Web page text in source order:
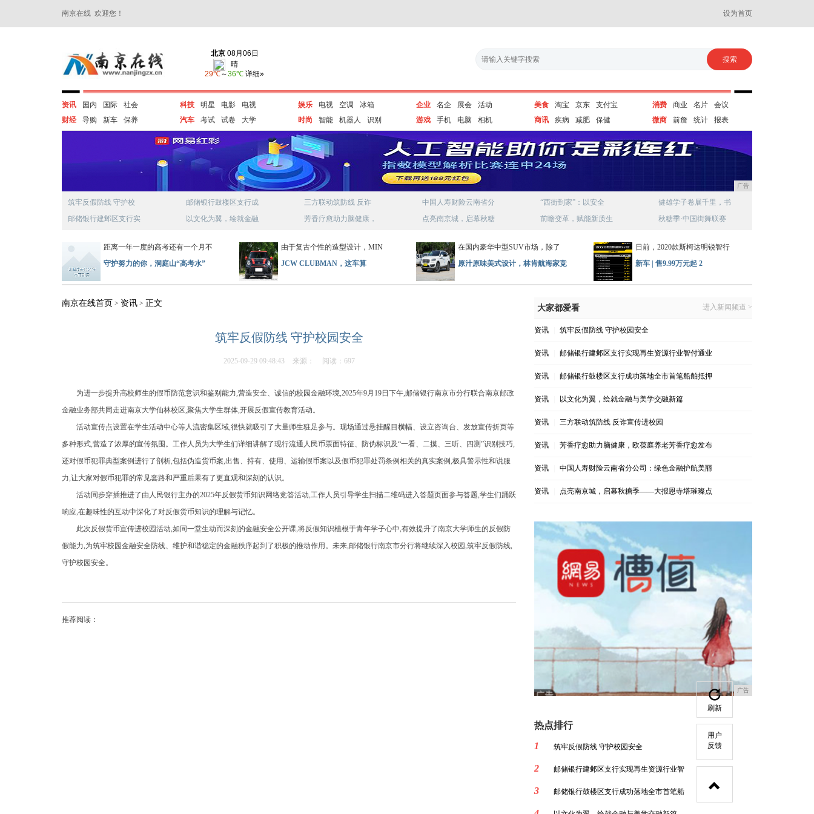
南京在线 欢迎您！ 设为首页
资讯 国内 国际
社会
财经
导购 新车 保养
科技 明星 电影
电视
汽车
考试 试卷 大学
娱乐 电视 空调
冰箱
时尚
智能 机器人 识别
企业 名企 展会
活动
游戏
手机 电脑 相机
美食 淘宝 京东
支付宝
商讯
疾病 减肥 保健
消费 商业 名片
会议
微商
前詹 统计 报表
广告
筑牢反假防线 守护校
邮储银行建邺区支行实
邮储银行鼓楼区支行成
以文化为翼，绘就金融
三方联动筑防线 反诈
芳香疗愈助力脑健康，
中国人寿财险云南省分
点亮南京城，启幕秋糖
“西街到家”：以安全
前瞻变革，赋能新质生
健雄学子卷展千里，书
秋糖季·中国街舞联赛
距离一年一度的高考还有一个月不
守护努力的你，洞庭山“高考水”
由于复古个性的造型设计，MIN
JCW CLUBMAN，这车算
在国内豪华中型SUV市场，除了
原汁原味美式设计，林肯航海家竞
日前，2020款斯柯达明锐智行
新车 | 售9.99万元起 2
南京在线首页 > 资讯 > 正文
筑牢反假防线 守护校园安全
2025-09-29 09:48:43 来源： 阅读：697
为进一步提升高校师生的假币防范意识和鉴别能力,营造安全、诚信的校园金融环境,2025年9月19日下午,邮储银行南京市分行联合南京邮政
金融业务部共同走进南京大学仙林校区,聚焦大学生群体,开展反假宣传教育活动。
活动宣传点设置在学生活动中心等人流密集区域,很快就吸引了大量师生驻足参与。现场通过悬挂醒目横幅、设立咨询台、发放宣传折页等
多种形式,营造了浓厚的宣传氛围。工作人员为大学生们详细讲解了现行流通人民币票面特征、防伪标识及“一看、二摸、三听、四测”识别技巧,
还对假币犯罪典型案例进行了剖析,包括伪造货币案,出售、持有、使用、运输假币案以及假币犯罪处罚条例相关的真实案例,极具警示性和说服
力,让大家对假币犯罪的常见套路和严重后果有了更直观和深刻的认识。
活动同步穿插推进了由人民银行主办的2025年反假货币知识网络竞答活动,工作人员引导学生扫描二维码进入答题页面参与答题,学生们踊跃
响应,在趣味性的互动中深化了对反假货币知识的理解与记忆。
此次反假货币宣传进校园活动,如同一堂生动而深刻的金融安全公开课,将反假知识植根于青年学子心中,有效提升了南京大学师生的反假防
假能力,为筑牢校园金融安全防线、维护和谐稳定的金融秩序起到了积极的推动作用。未来,邮储银行南京市分行将继续深入校园,筑牢反假防线,
守护校园安全。
推荐阅读：
大家都爱看 进入新闻频道 >
资讯 筑牢反假防线 守护校园安全
资讯 邮储银行建邺区支行实现再生资源行业智付通业
资讯 邮储银行鼓楼区支行成功落地全市首笔船舶抵押
资讯 以文化为翼，绘就金融与美学交融新篇
资讯 三方联动筑防线 反诈宣传进校园
资讯 芳香疗愈助力脑健康，欧葆庭养老芳香疗愈发布
资讯 中国人寿财险云南省分公司：绿色金融护航美丽
资讯 点亮南京城，启幕秋糖季——大报恩寺塔璀璨点
广告
热点排行
1
筑牢反假防线 守护校园安全
2 邮储银行建邺区支行实现再生资源行业智
3 邮储银行鼓楼区支行成功落地全市首笔船
刷新
用户
反馈